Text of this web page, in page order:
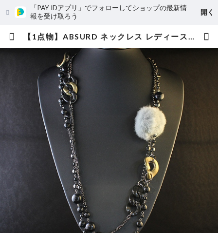
「PAY IDアプリ」でフォローしてショップの最新情
報を受け取ろう
開く
【1点物】ABSURD ネックレス レディース 87㎝ ロングネックレス アジャスター付き ドレス パーティー 磁気ヘマタイト 天然石 人工パール ゴールド ファー ドイツアクリル Attack | absurd